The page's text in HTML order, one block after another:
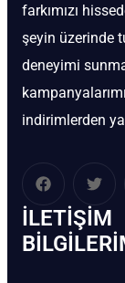
farkımızı
şeyin üzerinde
deneyimi
indirimlerden
İLETIŞIM